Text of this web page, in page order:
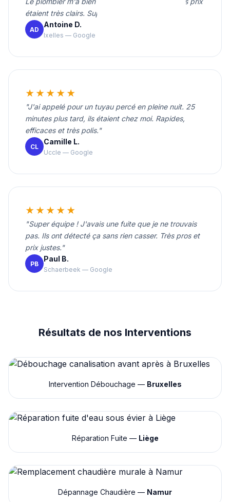
étaient très clairs. Super service."
AD
Antoine D.
Ixelles — Google
★★★★★
"J'ai appelé pour un tuyau percé en pleine nuit. 25
minutes plus tard, ils étaient chez moi. Rapides,
efficaces et très polis."
CL
Camille L.
Uccle — Google
★★★★★
"Super équipe ! J'avais une fuite que je ne trouvais
pas. Ils ont détecté ça sans rien casser. Très pros et
prix justes."
PB
Paul B.
Schaerbeek — Google
Résultats de nos Interventions
Intervention Débouchage — Bruxelles
Réparation Fuite — Liège
Dépannage Chaudière — Namur